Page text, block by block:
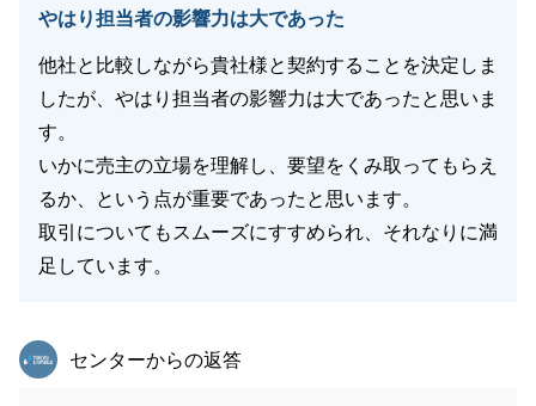
閉じる
やはり担当者の影響力は大であった
他社と比較しながら貴社様と契約することを決定しま
したが、やはり担当者の影響力は大であったと思いま
す。
いかに売主の立場を理解し、要望をくみ取ってもらえ
るか、という点が重要であったと思います。
取引についてもスムーズにすすめられ、それなりに満
足しています。
東急リバブル
センターからの返答